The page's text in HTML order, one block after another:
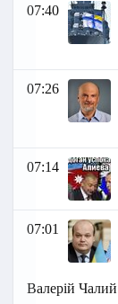
07:40
07:26
07:14
07:01
Валерій Чалий